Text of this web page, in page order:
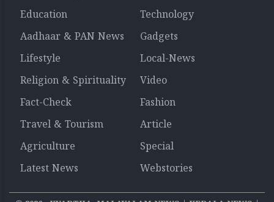
Education
Technology
Aadhaar & PAN News
Gadgets
Lifestyle
Local-News
Religion & Spirituality
Video
Fact-Check
Fashion
Travel & Tourism
Article
Agriculture
Special
Latest News
Webstories